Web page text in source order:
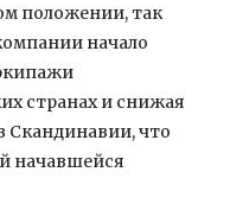
положении, так
начало
странах и снижая
Скандинавии, что
начавшейся